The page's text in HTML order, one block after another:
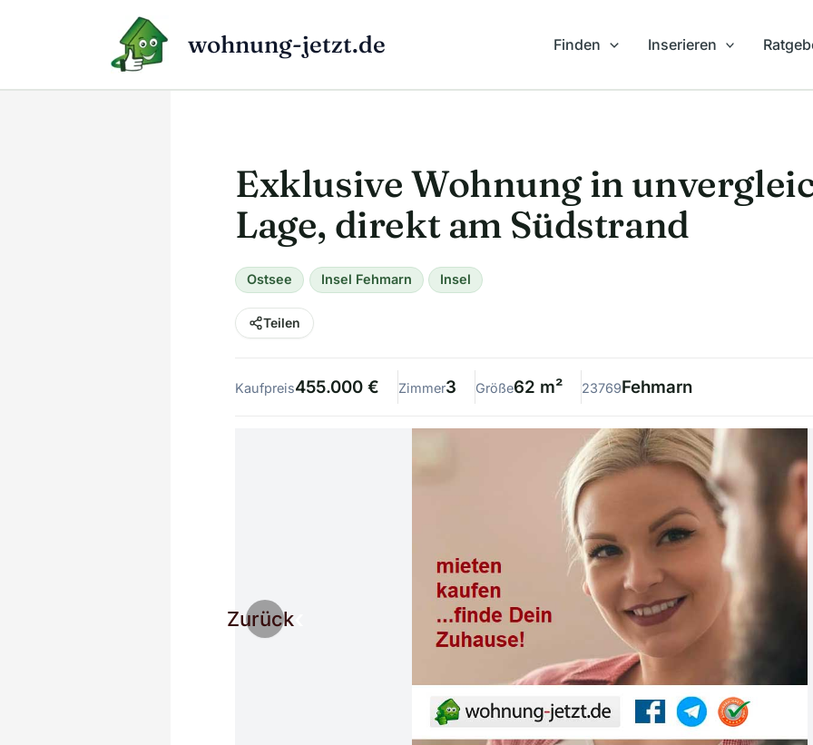
wohnung-jetzt.de Finden Inserieren
Exklusive Wohnung in
Lage, direkt am Südstrand
Ostsee Insel Fehmarn Insel
Teilen
Kaufpreis455.000 € Zimmer3 Größe62 m² 23769Fehmarn
Zurück